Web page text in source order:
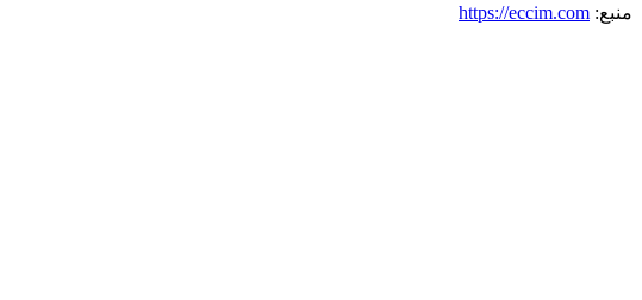
منبع: https://eccim.com